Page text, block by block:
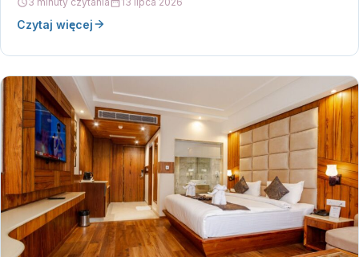
Czytaj więcej